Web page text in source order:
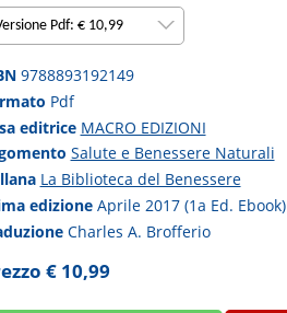
Pdf: € 10,99
9788893192149
Pdf
editrice MACRO EDIZIONI
Salute e Benessere Naturali
La Biblioteca del Benessere
edizione Aprile 2017 (1a Ed. Ebook)
Charles A. Brofferio
€ 10,99